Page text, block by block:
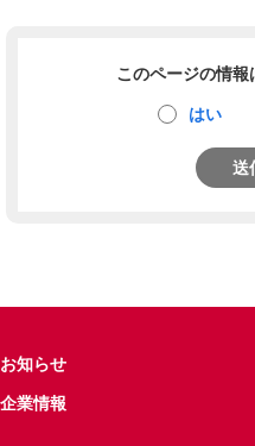
このページの情報
はい
送
お知らせ
企業情報